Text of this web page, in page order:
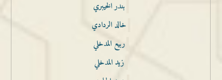
بندر الخيبري
خالد الردادي
ربيع المدخلي
زيد المدخلي